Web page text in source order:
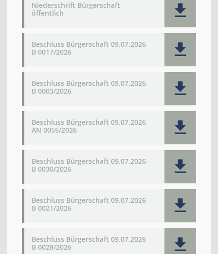
Niederschrift Bürgerschaft
öffentlich
Beschluss Bürgerschaft 09.07.2026
B 0017/2026
Beschluss Bürgerschaft 09.07.2026
B 0003/2026
Beschluss Bürgerschaft 09.07.2026
AN 0055/2026
Beschluss Bürgerschaft 09.07.2026
B 0030/2026
Beschluss Bürgerschaft 09.07.2026
B 0021/2026
Beschluss Bürgerschaft 09.07.2026
B 0028/2026